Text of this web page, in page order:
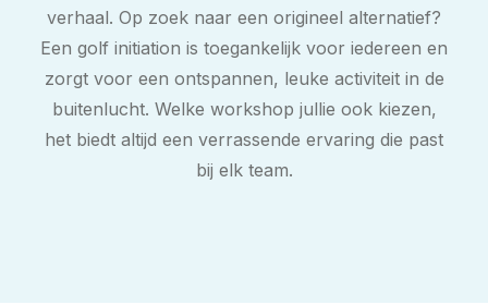
verhaal. Op zoek naar een origineel alternatief?
Een golf initiation is toegankelijk voor iedereen en
zorgt voor een ontspannen, leuke activiteit in de
buitenlucht. Welke workshop jullie ook kiezen,
het biedt altijd een verrassende ervaring die past
bij elk team.